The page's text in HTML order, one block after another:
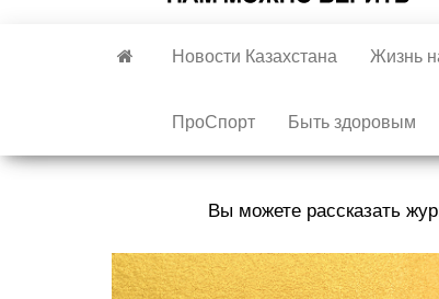
Новости Казахстана Жизнь
ПроСпорт Быть здоровым
Вы можете рассказать